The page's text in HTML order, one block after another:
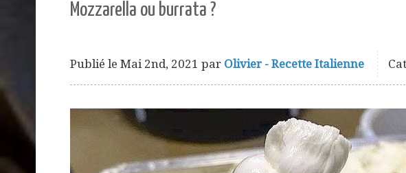
Mozzarella ou burrata ?
Publié le Mai 2nd, 2021 par Olivier - Recette Italienne